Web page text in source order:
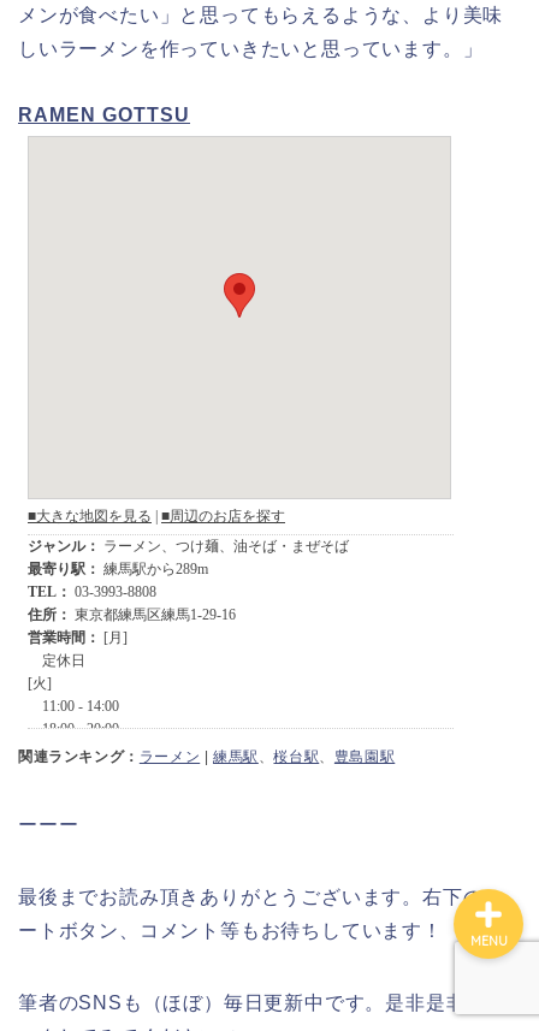
メンが食べたい」と思ってもらえるような、より美味
しいラーメンを作っていきたいと思っています。」
RAMEN GOTTSU
関連ランキング： ラーメン |練馬駅 、桜台駅、 豊島園駅
ーーー
最後までお読み頂きありがとうございます。右下のハ
ートボタン、コメント等もお待ちしています！
筆者のSNSも（ほぼ）毎日更新中です。是非是非チェ
MENU